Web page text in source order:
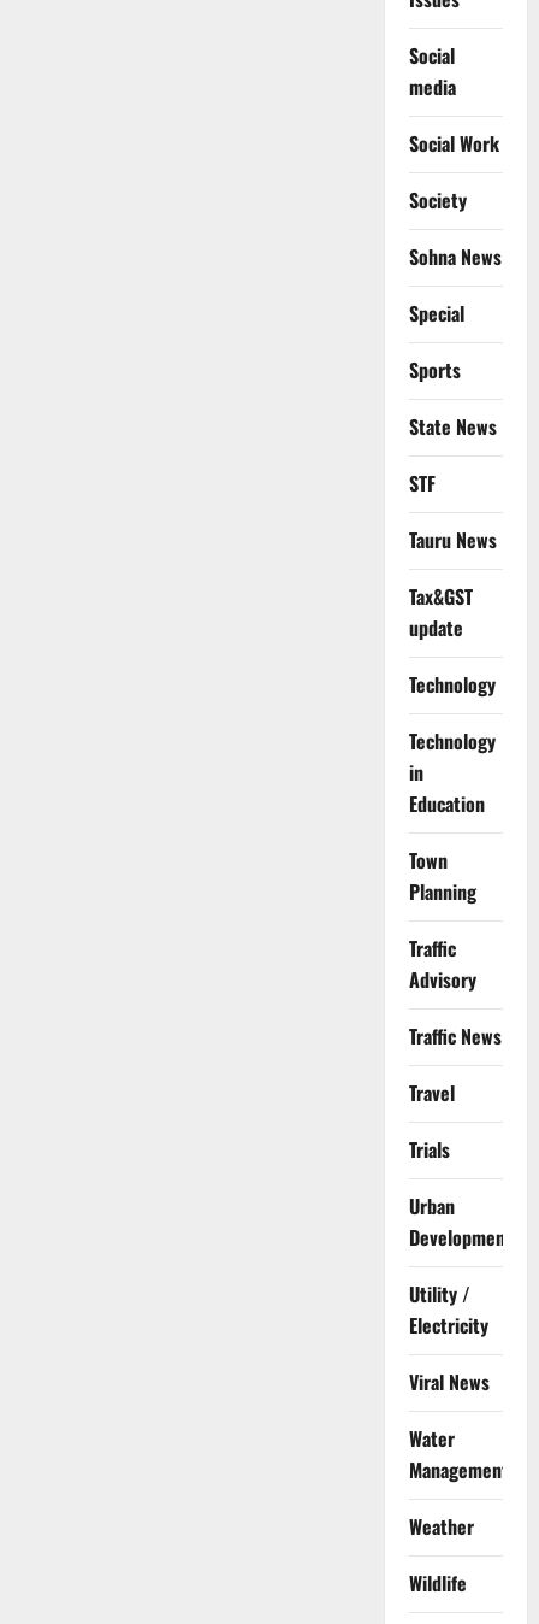
Social
media
Social Work
Society
Sohna News
Special
Sports
State News
STF
Tauru News
Tax&GST
update
Technology
Technology
in
Education
Town
Planning
Traffic
Advisory
Traffic News
Travel
Trials
Urban
Development
Utility /
Electricity
Viral News
Water
Management
Weather
Wildlife